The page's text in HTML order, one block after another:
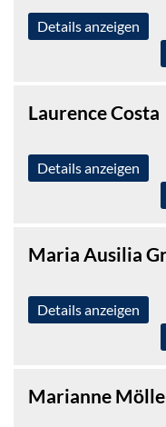
Details anzeigen
Laurence Costa
Details anzeigen
Maria Ausilia
Details anzeigen
Marianne